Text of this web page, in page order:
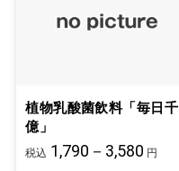
植物乳酸菌飲料「毎日千
億」
税込 1,790－3,580 円